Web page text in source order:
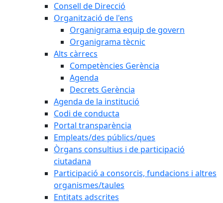
Consell de Direcció
Organització de l'ens
Organigrama equip de govern
Organigrama tècnic
Alts càrrecs
Competències Gerència
Agenda
Decrets Gerència
Agenda de la institució
Codi de conducta
Portal transparència
Empleats/des públics/ques
Òrgans consultius i de participació
ciutadana
Participació a consorcis, fundacions i altres
organismes/taules
Entitats adscrites